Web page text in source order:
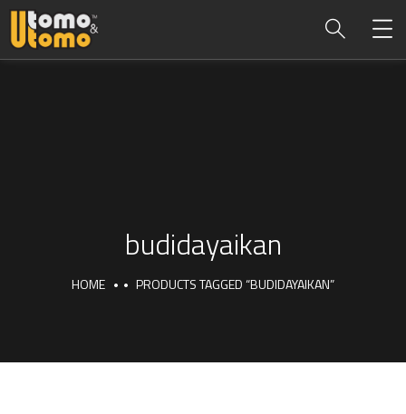
budidayaikan
HOME PRODUCTS TAGGED “BUDIDAYAIKAN”